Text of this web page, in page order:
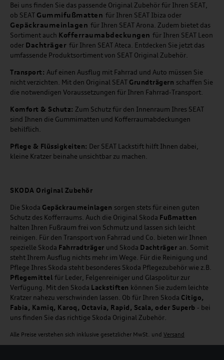
Bei uns finden Sie das passende Original Zubehör für Ihren SEAT,
ob SEAT Gummifußmatten für Ihren SEAT Ibiza oder
Gepäckraumeinlagen für Ihren SEAT Arona. Zudem bietet das
Sortiment auch Kofferraumabdeckungen für Ihren SEAT Leon
oder Dachträger für Ihren SEAT Ateca. Entdecken Sie jetzt das
umfassende Produktsortiment von SEAT Original Zubehör.
Transport: Auf einen Ausflug mit Fahrrad und Auto müssen Sie
nicht verzichten. Mit den Original SEAT Grundträgern schaffen Sie
die notwendigen Voraussetzungen für Ihren Fahrrad-Transport.
Komfort & Schutz: Zum Schutz für den Innenraum Ihres SEAT
sind Ihnen die Gummimatten und Kofferraumabdeckungen
behilflich.
Pflege & Flüssigkeiten: Der SEAT Lackstift hilft Ihnen dabei,
kleine Kratzer beinahe unsichtbar zu machen.
SKODA Original Zubehör
Die Skoda Gepäckraumeinlagen sorgen stets für einen guten
Schutz des Kofferraums. Auch die Original Skoda Fußmatten
halten Ihren Fußraum frei von Schmutz und lassen sich leicht
reinigen. Für den Transport von Fahrrad und Co. bieten wir Ihnen
spezielle Skoda Fahrradträger und Skoda Dachträger an. Somit
steht Ihrem Ausflug nichts mehr im Wege. Für die Reinigung und
Pflege Ihres Skoda steht besonderes Skoda Pflegezubehör wie z.B.
Pflegemittel für Leder, Felgenreiniger und Glaspolitur zur
Verfügung. Mit den Skoda Lackstiften können Sie zudem leichte
Kratzer nahezu verschwinden lassen. Ob für Ihren Skoda Citigo,
Fabia, Kamiq, Karoq, Octavia, Rapid, Scala, oder Superb - bei
uns finden Sie das richtige Skoda Original Zubehör.
Alle Preise verstehen sich inklusive gesetzlicher MwSt. und Versand